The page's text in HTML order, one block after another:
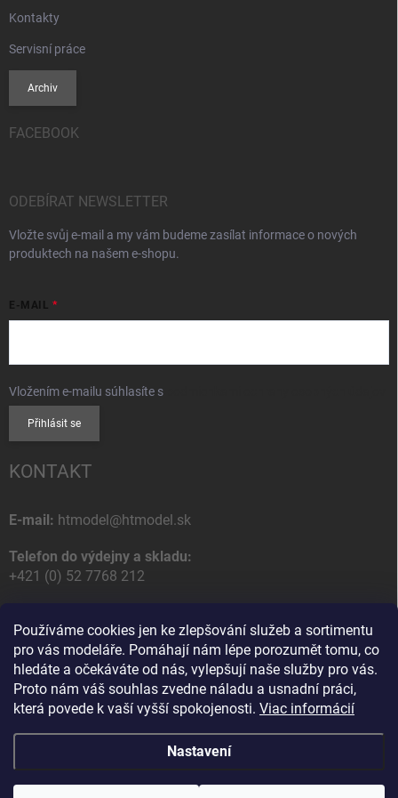
Používáme cookies jen ke zlepšování služeb a sortimentu
pro vás modeláře. Pomáhají nám lépe porozumět tomu, co
hledáte a očekáváte od nás, vylepšují naše služby pro vás.
Proto nám váš souhlas zvedne náladu a usnadní práci,
která povede k vaší vyšší spokojenosti. Viac informácií
Nastavení
Kontakty
Servisní práce
Archiv
FACEBOOK
ODEBÍRAT NEWSLETTER
Vložte svůj e-mail a my vám budeme zasílat informace o nových
produktech na našem e-shopu.
E-MAIL
Vložením e-mailu súhlasíte s
Přihlásit se
KONTAKT
E-mail: htmodel@htmodel.sk
Telefon do výdejny a skladu:
+421 (0) 52 7768 212
HT model
Na letisko 49
058 01 Poprad
Slovenská Republika
Copyright 2026HT model. Všechna práva vyhrazena.Upravit nastavení